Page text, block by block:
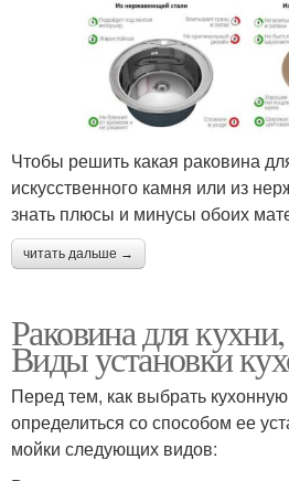
Чтобы решить какая раковина
искусственного камня или из
знать плюсы и минусы обоих
читать дальше →
Раковина для
Виды установки
Перед тем, как выбрать
определиться со способом ее
мойки следующих видов: